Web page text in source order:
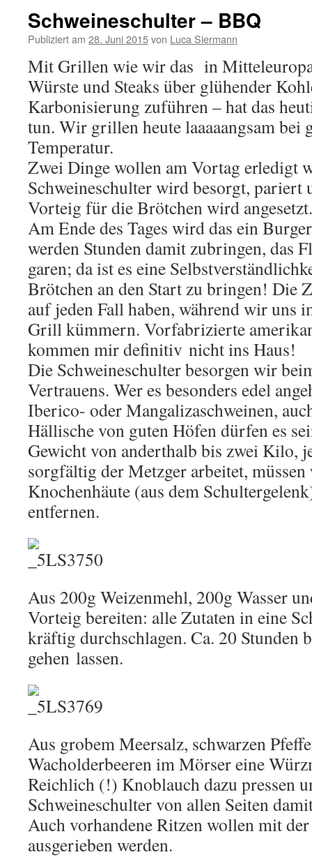
Schweineschulter – BBQ
Publiziert am 28. Juni 2015von Luca Siermann
Mit Grillen wie wir das in
Würste und Steaks über glühender
Karbonisierung zuführen – hat das
tun. Wir grillen heute laaaaangsam bei
Temperatur.
Zwei Dinge wollen am Vortag erledigt
Schweineschulter wird besorgt,
Vorteig für die Brötchen wird angesetzt.
Am Ende des Tages wird das ein
werden Stunden damit zubringen, das
garen; da ist es eine
Brötchen an den Start zu bringen! Die
auf jeden Fall haben, während wir uns
Grill kümmern. Vorfabrizierte
kommen mir definitiv nicht ins Haus!
Die Schweineschulter besorgen wir
Vertrauens. Wer es besonders edel
Iberico- oder Mangalizaschweinen,
Hällische von guten Höfen dürfen es
Gewicht von anderthalb bis zwei Kilo,
sorgfältig der Metzger arbeitet,
Knochenhäute (aus dem
entfernen.
Aus 200g Weizenmehl, 200g Wasser
Vorteig bereiten: alle Zutaten in eine
kräftig durchschlagen. Ca. 20 Stunden
gehen lassen.
Aus grobem Meersalz, schwarzen
Wacholderbeeren im Mörser eine
Reichlich (!) Knoblauch dazu pressen
Schweineschulter von allen Seiten
Auch vorhandene Ritzen wollen mit
ausgerieben werden.